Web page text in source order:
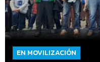
EN MOVILIZACIÓN